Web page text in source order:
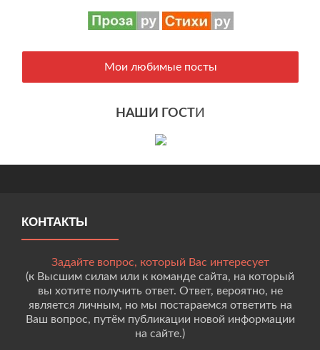
Мои любимые посты
НАШИ ГОСТ И
КОНТАКТЫ
Задайте вопрос, который Вас интересует
(к Высшим силам или к команде сайта, на который
вы хотите получить ответ. Ответ, вероятно, не
является личным, но мы постараемся ответить на
Ваш вопрос, путём публикации новой информации
на сайте.)